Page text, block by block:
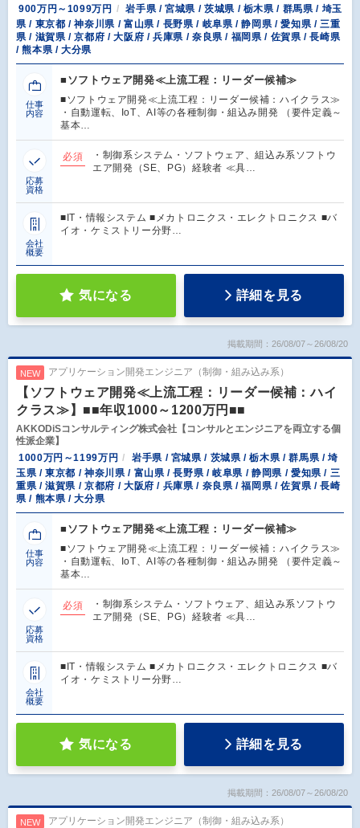
900万円～1099万円
岩手県 / 宮城県 / 茨城県 / 栃木県 / 群馬県 / 埼玉
県 / 東京都 / 神奈川県 / 富山県 / 長野県 / 岐阜県 / 静岡県 / 愛知県 / 三重
県 / 滋賀県 / 京都府 / 大阪府 / 兵庫県 / 奈良県 / 福岡県 / 佐賀県 / 長崎県
/ 熊本県 / 大分県
仕事
内容
■ソフトウェア開発≪上流工程：リーダー候補≫
■ソフトウェア開発≪上流工程：リーダー候補：ハイクラス≫
・自動運転、IoT、AI等の各種制御・組込み開発 （要件定義～
基本…
応募
資格
必須
・制御系システム・ソフトウェア、組込み系ソフトウ
エア開発（SE、PG）経験者 ≪具…
会社
概要
■IT・情報システム ■メカトロニクス・エレクトロニクス ■バ
イオ・ケミストリー分野…
気になる 詳細を見る
掲載期間：26/08/07～26/08/20
NEW アプリケーション開発エンジニア（制御・組み込み系）
【ソフトウェア開発≪上流工程：リーダー候補：ハイ
クラス≫】■■年収1000～1200万円■■
AKKODiSコンサルティング株式会社【コンサルとエンジニアを両立する個
性派企業】
1000万円～1199万円
岩手県 / 宮城県 / 茨城県 / 栃木県 / 群馬県 / 埼
玉県 / 東京都 / 神奈川県 / 富山県 / 長野県 / 岐阜県 / 静岡県 / 愛知県 / 三
重県 / 滋賀県 / 京都府 / 大阪府 / 兵庫県 / 奈良県 / 福岡県 / 佐賀県 / 長崎
県 / 熊本県 / 大分県
仕事
内容
■ソフトウェア開発≪上流工程：リーダー候補≫
■ソフトウェア開発≪上流工程：リーダー候補：ハイクラス≫
・自動運転、IoT、AI等の各種制御・組込み開発 （要件定義～
基本…
応募
資格
必須
・制御系システム・ソフトウェア、組込み系ソフトウ
エア開発（SE、PG）経験者 ≪具…
会社
概要
■IT・情報システム ■メカトロニクス・エレクトロニクス ■バ
イオ・ケミストリー分野…
気になる 詳細を見る
掲載期間：26/08/07～26/08/20
NEW アプリケーション開発エンジニア（制御・組み込み系）